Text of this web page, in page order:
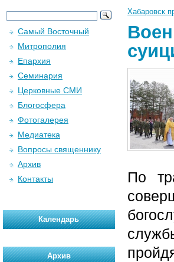
Хабаровск
По
Самый Восточный
Митрополия
Епархия
Семинария
Церковные СМИ
Блогосфера
Фотогалерея
Медиатека
Вопросы священнику
Архив
Контакты
Календарь
Архив